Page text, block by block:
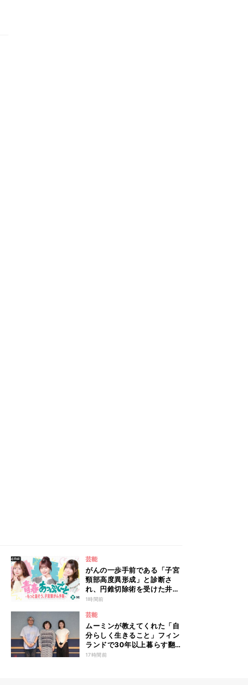
芸能
がんの一歩手前である「子宮
頸部高度異形成」と診断さ
れ、円錐切除術を受けた井口
綾子が病気発覚時のリアルな
トーク番組『青春あっぷで～
と -もっと話そう、子宮頸が
ん予防-』
1時間前
芸能
ムーミンが教えてくれた「自
分らしく生きること」フィン
ランドで30年以上暮らす翻訳
家・森下圭子が語る人生のヒ
17時間前